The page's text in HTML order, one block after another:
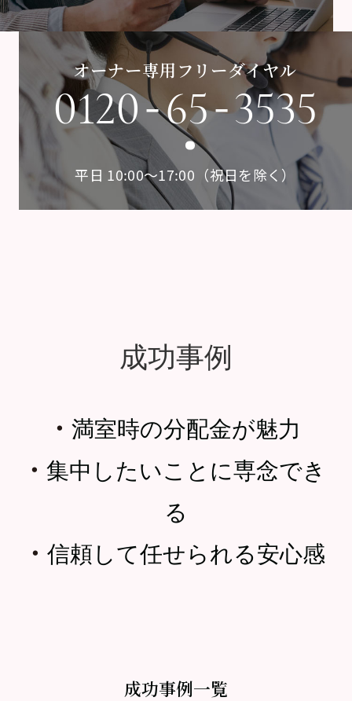
オーナー専用フリーダイヤル
0120-65-3535
平日 10:00〜17:00（祝日を除く）
成功事例
・ 満室時の分配金が魅力
・ 集中したいことに専念でき
る
・ 信頼して任せられる安心感
成功事例一覧